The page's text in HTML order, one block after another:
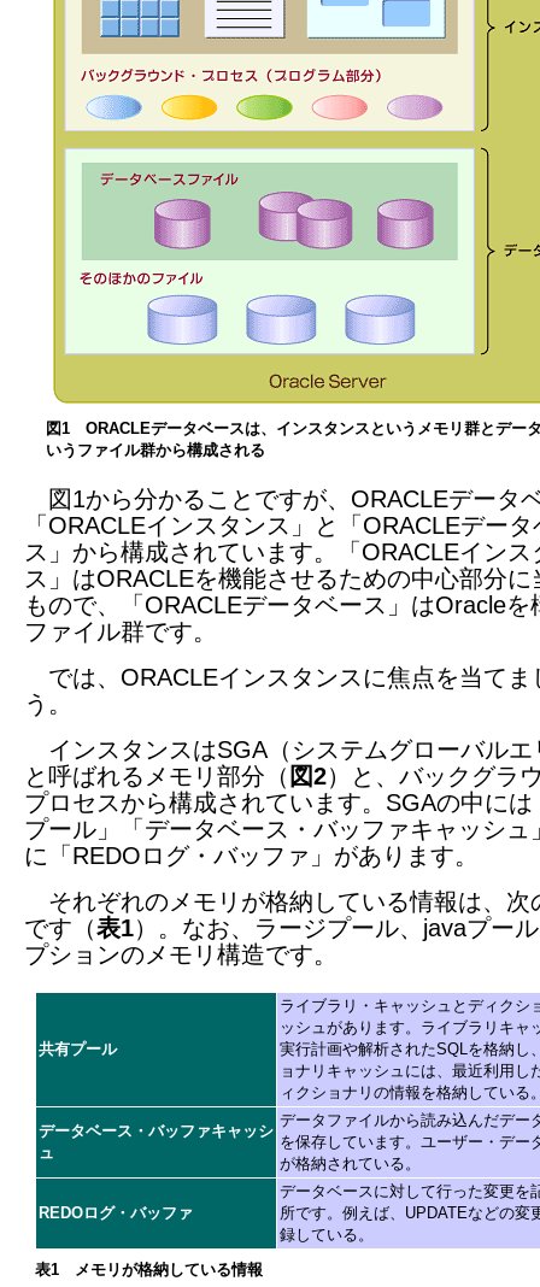
図1 ORACLEデータベースは、インスタンスというメモリ群とデー
いうファイル群から構成される
図1から分かることですが、ORACLEデータ
「ORACLEインスタンス」と「ORACLEデータ
ス」から構成されています。「ORACLEインス
ス」はORACLEを機能させるための中心部分に
もので、「ORACLEデータベース」はOracleを
ファイル群です。
では、ORACLEインスタンスに焦点を当てま
う。
インスタンスはSGA（システムグローバルエ
と呼ばれるメモリ部分（ 図2）と、バックグラ
プロセスから構成されています。SGAの中には
プール」「データベース・バッファキャッシュ
に「REDOログ・バッファ」があります。
それぞれのメモリが格納している情報は、次
です（表1）。なお、ラージプール、javaプー
プションのメモリ構造です。
共有プール
ライブラリ・キャッシュとディクシ
ッシュがあります。ライブラリキャ
実行計画や解析されたSQLを格納し
ョナリキャッシュには、最近利用し
ィクショナリの情報を格納している
データベース・バッファキャッシ
ュ
データファイルから読み込んだデー
を保存しています。ユーザー・デー
が格納されている。
REDOログ・バッファ
データベースに対して行った変更を
所です。例えば、UPDATEなどの変
録している。
表1 メモリが格納している情報